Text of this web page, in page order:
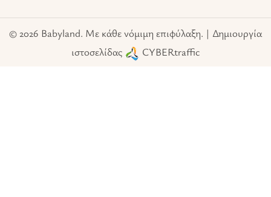
© 2026 Babyland. Με κάθε νόμιμη επιφύλαξη. | Δημιουργία
ιστοσελίδας
CYBERtraffic